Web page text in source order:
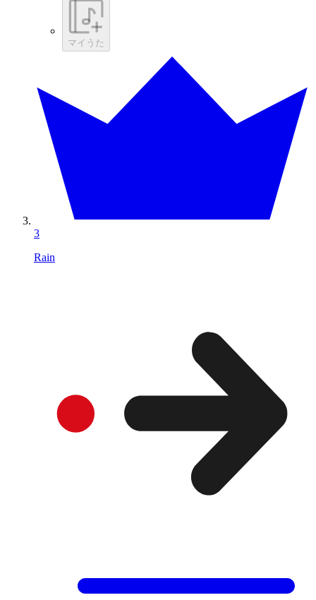
マイうた
3
Rain